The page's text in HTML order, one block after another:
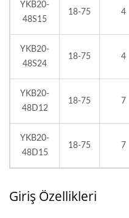
YKB20-
48S15
18-75 4
YKB20-
48S24
18-75 4
YKB20-
48D12
18-75 7
YKB20-
48D15
18-75 7
Giriş Özellikleri